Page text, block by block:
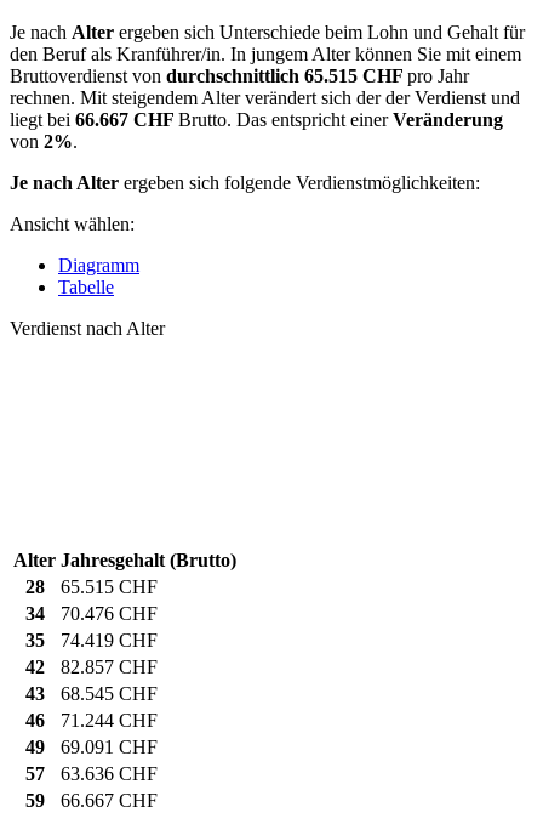
Je nach Alter ergeben sich Unterschiede beim Lohn und Gehalt für
den Beruf als Kranführer/in. In jungem Alter können Sie mit einem
Bruttoverdienst von durchschnittlich 65.515 CHF pro Jahr
rechnen. Mit steigendem Alter verändert sich der der Verdienst und
liegt bei 66.667 CHF Brutto. Das entspricht einerVeränderung
von 2%.
Je nach Alter ergeben sich folgende Verdienstmöglichkeiten:
Ansicht wählen:
Diagramm
Tabelle
Verdienst nach Alter
Alter Jahresgehalt (Brutto)
28
65.515 CHF
34
70.476 CHF
35
74.419 CHF
42
82.857 CHF
43
68.545 CHF
46
71.244 CHF
49
69.091 CHF
57
63.636 CHF
59
66.667 CHF